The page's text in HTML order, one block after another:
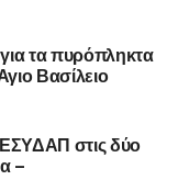
τα πυρόπληκτα
Βασίλειο
στις δύο
–